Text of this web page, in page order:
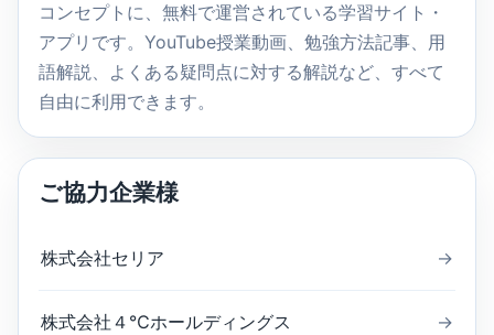
コンセプトに、無料で運営されている学習サイト・
アプリです。YouTube授業動画、勉強方法記事、用
語解説、よくある疑問点に対する解説など、すべて
自由に利用できます。
ご協力企業様
株式会社セリア →
株式会社４℃ホールディングス →